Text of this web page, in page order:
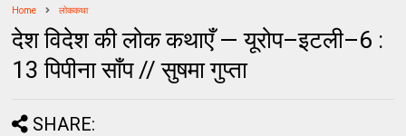
Home लोककथा
देश विदेश की लोक कथाएँ — यूरोप–इटली–6 :
13 पिपीना साँप // सुषमा गुप्ता
SHARE: